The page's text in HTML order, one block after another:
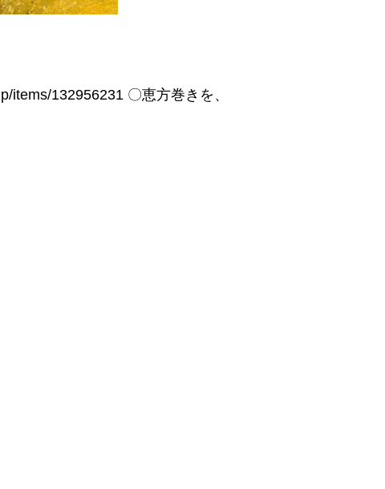
132956231 〇恵方巻きを、